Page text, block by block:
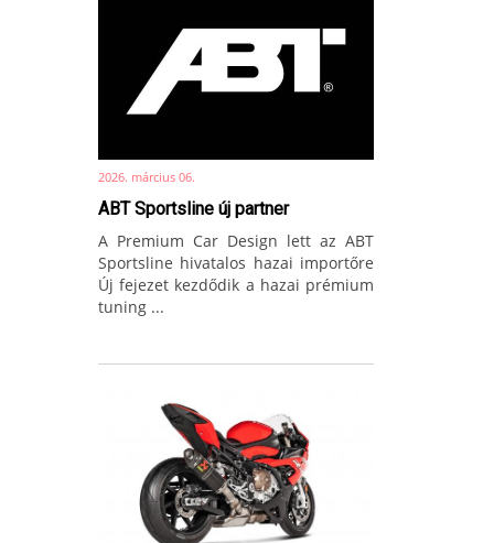
2026. március 06.
ABT Sportsline új partner
A Premium Car Design lett az ABT
Sportsline hivatalos hazai importőre
Új fejezet kezdődik a hazai prémium
tuning ...